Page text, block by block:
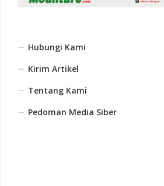
Hubungi Kami
Kirim Artikel
Tentang Kami
Pedoman Media Siber